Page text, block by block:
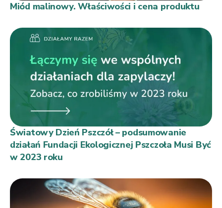
Miód malinowy. Właściwości i cena produktu
Światowy Dzień Pszczół – podsumowanie
działań Fundacji Ekologicznej Pszczoła Musi Być
w 2023 roku